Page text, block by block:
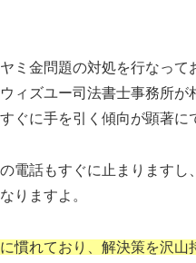
ミ金問題の対処を行なって
ィズユー司法書士事務所が
ぐに手を引く傾向が顕著に
電話もすぐに止まりますし
りますよ。
慣れており、解決策を沢山